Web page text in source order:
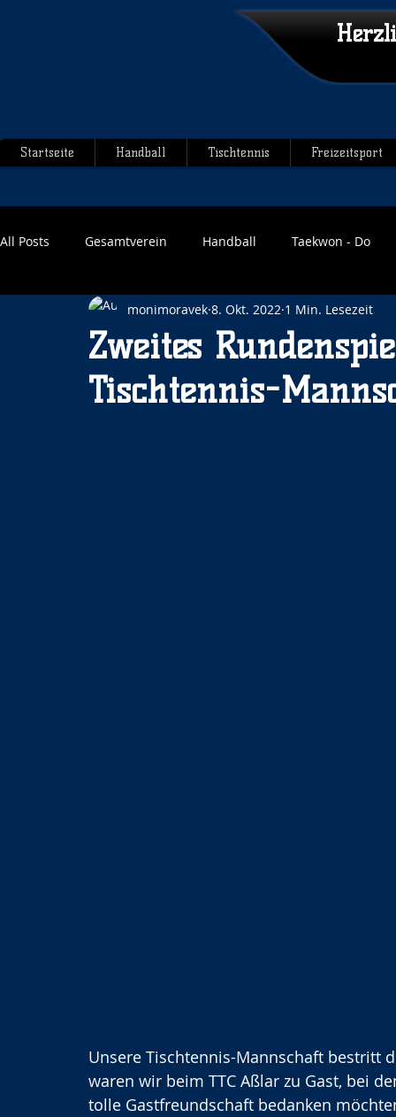
Startseite Handball Tischtennis Freizeitsport
All Posts Gesamtverein Handball Taekwon - Do
Zweites
Tischtennis-
monimoravek 8. Okt. 2022 1 Min. Lesezeit
Unsere Tischtennis-Mannschaft bestritt
waren wir beim TTC Aßlar zu Gast, bei
tolle Gastfreundschaft bedanken